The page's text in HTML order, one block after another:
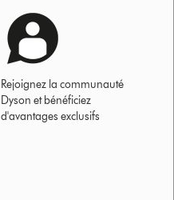
Rejoignez la communauté
Dyson et bénéficiez
d'avantages exclusifs